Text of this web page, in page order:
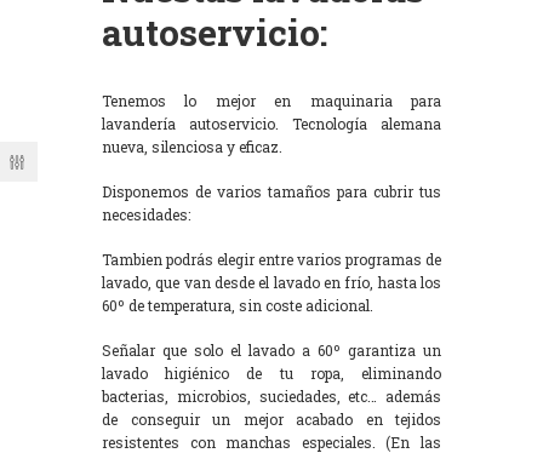
autoservicio:
Tenemos lo mejor en maquinaria para
lavandería autoservicio. Tecnología alemana
nueva, silenciosa y eficaz.
Disponemos de varios tamaños para cubrir tus
necesidades:
Tambien podrás elegir entre varios programas de
lavado, que van desde el lavado en frío, hasta los
60º de temperatura, sin coste adicional.
Señalar que solo el lavado a 60º garantiza un
lavado higiénico de tu ropa, eliminando
bacterias, microbios, suciedades, etc… además
de conseguir un mejor acabado en tejidos
resistentes con manchas especiales. (En las